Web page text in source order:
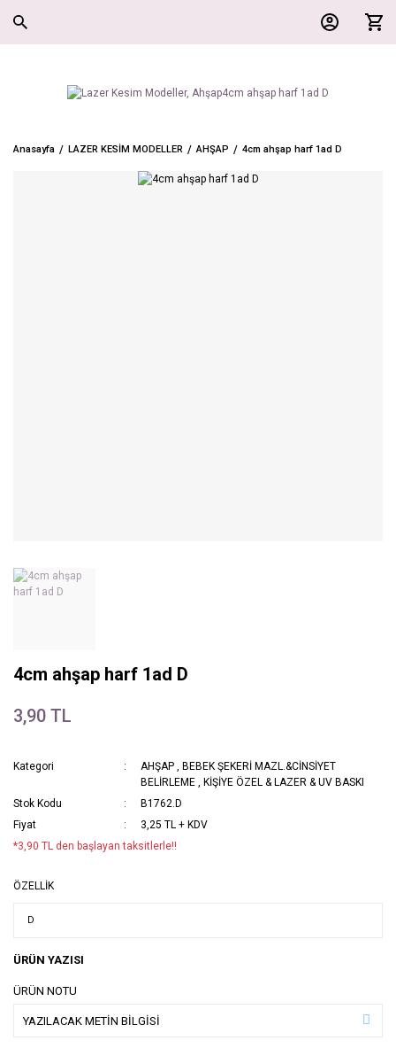
Anasayfa LAZER KESİM MODELLER AHŞAP 4cm ahşap harf 1ad D
4cm ahşap harf 1ad D
3,90 TL
Kategori AHŞAP , BEBEK ŞEKERİ MAZL.&CİNSİYET
BELİRLEME , KİŞİYE ÖZEL & LAZER & UV BASKI
Stok Kodu
B1762.D
Fiyat
3,25 TL + KDV
*3,90 TL den başlayan taksitlerle!!
ÖZELLİK
ÜRÜN YAZISI
ÜRÜN NOTU